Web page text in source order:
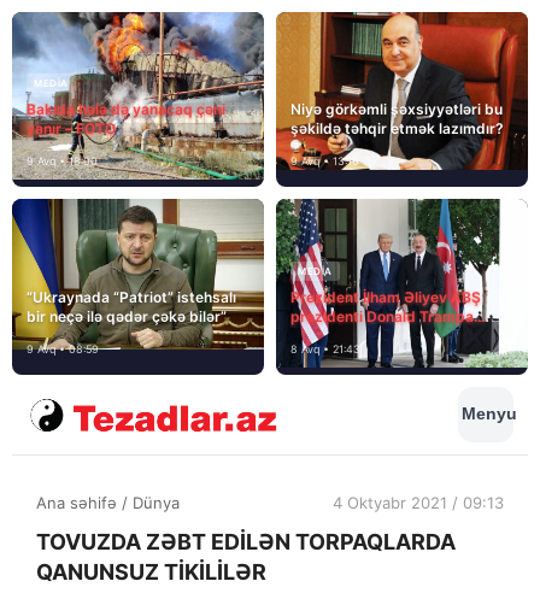
MEDİA
Bakıda hələ də yanacaq çəni
yanır – FOTO
9 Avq • 18:00
Niyə görkəmli şəxsiyyətləri bu
şəkildə təhqir etmək lazımdır?
9 Avq • 13:16
“Ukraynada “Patriot” istehsalı
bir neçə ilə qədər çəkə bilər”
9 Avq • 08:59
MEDİA
Prezident İlham Əliyev ABŞ
prezidenti Donald Trampa
məktubunda yazıb ki…
8 Avq • 21:43
Menyu
Ana səhifə / Dünya 4 Oktyabr 2021 / 09:13
TOVUZDA ZƏBT EDİLƏN TORPAQLARDA
QANUNSUZ TİKİLİLƏR